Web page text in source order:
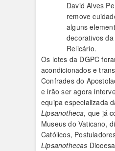
David Alves
remove
alguns
decorativos
Relicário.
Os lotes da DGPC
acondicionados e
Confrades do
e irão ser agora
equipa especializada
Lipsanotheca, que já
Museus do Vaticano,
Católicos,
Lipsanothecas